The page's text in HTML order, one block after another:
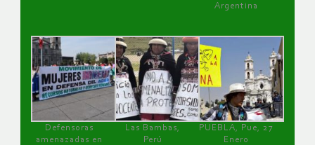
Argentina
Defensoras
amenazadas en
Las Bambas,
Perú
PUEBLA, Pue, 27
Enero